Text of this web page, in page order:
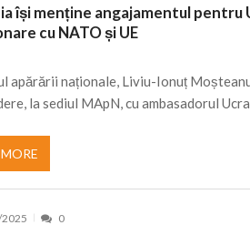
5.000 de noi locuri în creșe...
noi la Zlatna prin Programul...
pentru proiectul de lege care...
într-un colet și ascu... 15/07/
național pentru protejar...
din luna august
Catalogului național al zonelor pri...
își menține angajamentul pentru
cu NATO și UE
apărării naționale, Liviu-Ionuț
la sediul MApN, cu ambasadorul
0